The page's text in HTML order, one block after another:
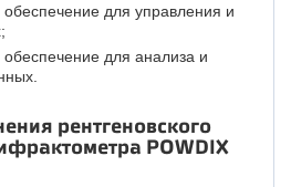
для управления и
для анализа и
рентгеновского
POWDIX